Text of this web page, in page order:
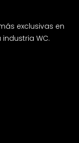
exclusivas en
WC.